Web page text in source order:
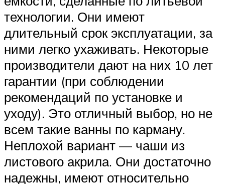
технологии. Они имеют
длительный срок эксплуатации, за
ними легко ухаживать. Некоторые
производители дают на них 10 лет
гарантии (при соблюдении
рекомендаций по установке и
уходу). Это отличный выбор, но не
всем такие ванны по карману.
Неплохой вариант — чаши из
листового акрила. Они достаточно
надежны, имеют относительно